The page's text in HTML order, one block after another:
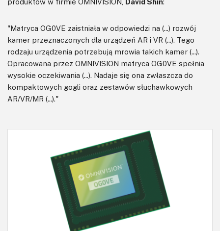
"Matryca OG0VE zaistniała w odpowiedzi na (...) rozwój
kamer przeznaczonych dla urządzeń AR i VR (...). Tego
rodzaju urządzenia potrzebują mrowia takich kamer (...).
Opracowana przez OMNIVISION matryca OG0VE spełnia
wysokie oczekiwania (...). Nadaje się ona zwłaszcza do
kompaktowych gogli oraz zestawów słuchawkowych
AR/VR/MR (...)."